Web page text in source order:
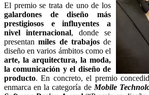
El premio se trata de uno de los
galardones de diseño más
prestigiosos e influyentes a
nivel internacional, donde se
presentanmiles de trabajosde
diseño en varios ámbitos como el
arte, la arquitectura, la moda,
la comunicación y el diseño de
producto. En concreto, el premio
enmarca en la categoría de Mobile